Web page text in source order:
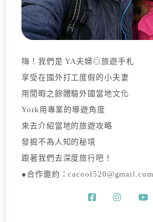
嗨！我們是 YA夫婦◎旅遊手札
享受在國外打工度假的小夫妻
用閒暇之餘體驗外國當地文化
York用專業的導遊角度
來去介紹當地的旅遊攻略
發掘不為人知的秘境
跟著我們去深度旅行吧！
●合作邀約：cacool520@gmail.com